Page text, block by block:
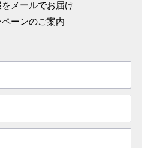
メールでお届け
ーンのご案内